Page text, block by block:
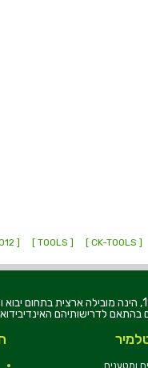
[ CK-TOOLS ]
[ TOOLS ]
[ AV12012 ]
חברת טלמיר אלקטרוניקה בע"מ, הוקמה בשנת
בהתאם לדרישותיהם